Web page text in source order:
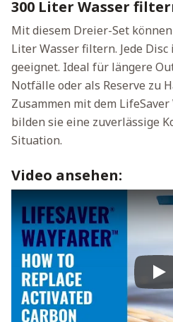
300 Liter Wasser
Mit diesem Dreier-Set
Liter Wasser filtern. Jede
geeignet. Ideal für längere
Notfälle oder als Reserve zu
Zusammen mit dem
bilden sie eine zuverlässige
Situation.
Video ansehen: